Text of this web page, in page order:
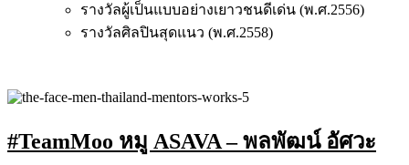
รางวัลผู้เป็นแบบอย่างเยาวชนดีเด่น (พ.ศ.2556)
รางวัลศิลปินสุดแนว (พ.ศ.2558)
#TeamMoo หมู ASAVA – พลพัฒน์ อัศวะ